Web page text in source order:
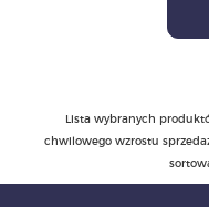
Lista wybranych
chwilowego wzrostu